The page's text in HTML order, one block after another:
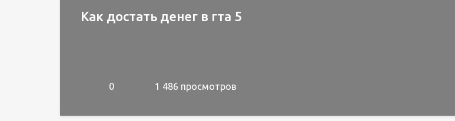
Как достать денег в гта 5
0 1 486 просмотров